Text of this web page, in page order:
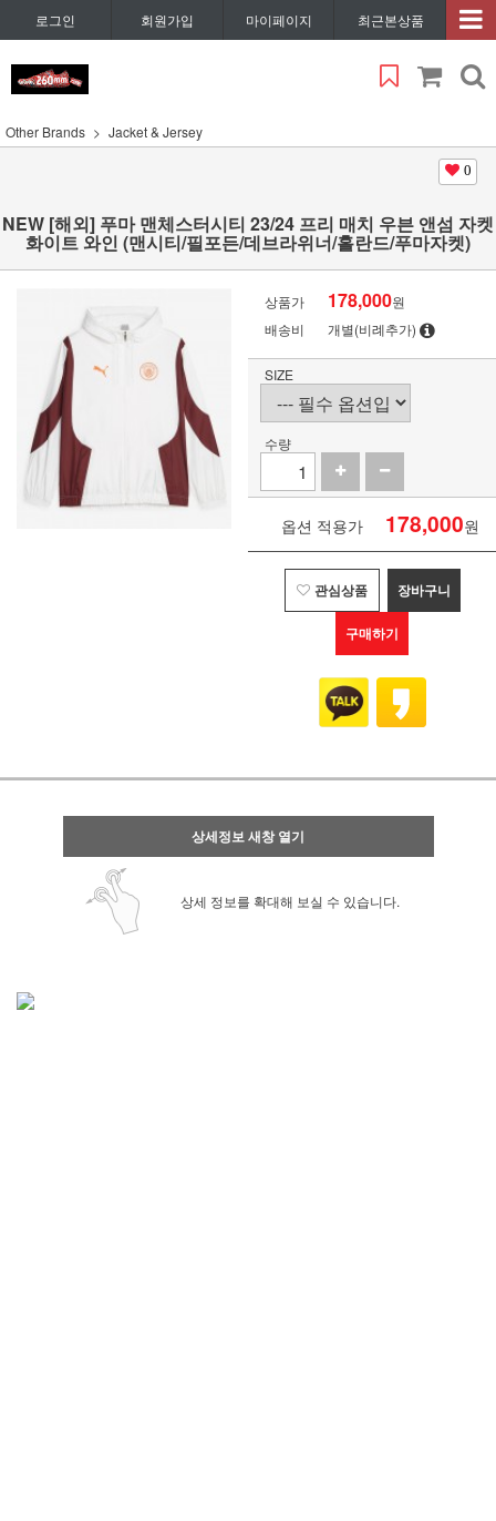
로그인 회원가입 마이페이지 최근본상품
Other Brands Jacket & Jersey
0
NEW [해외] 푸마 맨체스터시티 23/24 프리 매치 우븐 앤섬 자켓
화이트 와인 (맨시티/필포든/데브라위너/홀란드/푸마자켓)
상품가 178,000원
배송비
개별(비례추가)
SIZE
수량
옵션 적용가 178,000원
관심상품 장바구니
구매하기
상세정보 새창 열기
상세 정보를 확대해 보실 수 있습니다.